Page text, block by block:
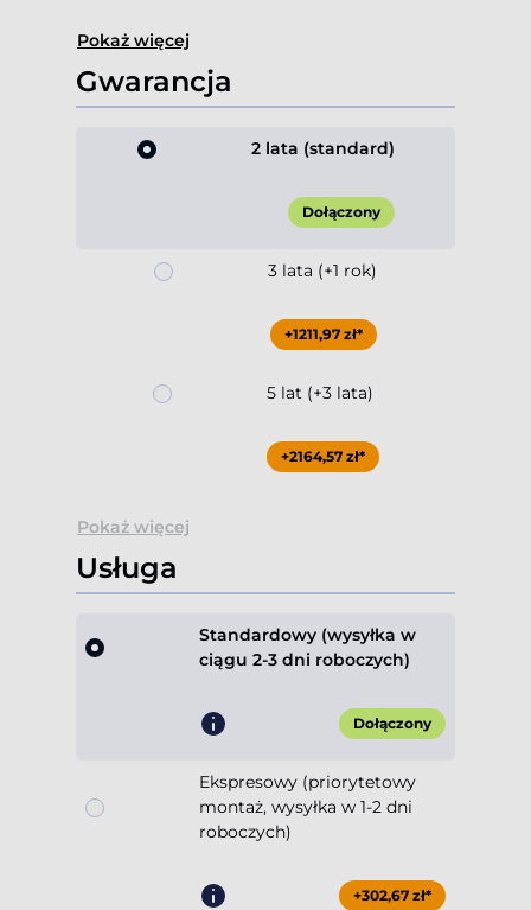
Pokaż więcej
Gwarancja
2 lata (standard)
Dołączony
3 lata (+1 rok)
+1211,97 zł*
5 lat (+3 lata)
+2164,57 zł*
Pokaż więcej
Usługa
Standardowy (wysyłka w
ciągu 2-3 dni roboczych)
Dołączony
Ekspresowy (priorytetowy
montaż, wysyłka w 1-2 dni
roboczych)
+302,67 zł*